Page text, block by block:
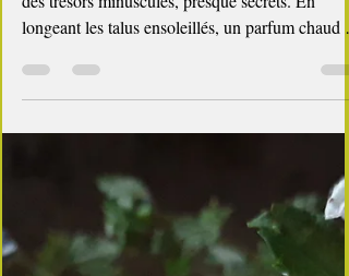
4 min de lecture
cuisine des fleurs
Il y a des matins où la campagne gersoise offre
des trésors minuscules, presque secrets. En
longeant les talus ensoleillés, un parfum chaud et
légèrement citronné m’a arrêtée net : le serpolet